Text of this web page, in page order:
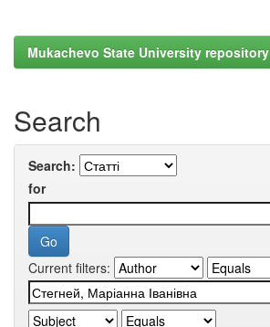
Mukachevo State University repository
Search
Search:
for
Current filters: